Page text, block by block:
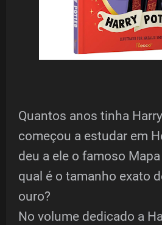
Quantos anos tinha
começou a estudar em
deu a ele o famoso
qual é o tamanho exato
ouro?
No volume dedicado a